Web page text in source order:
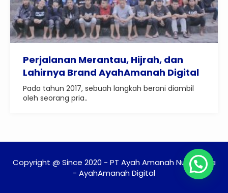
Perjalanan Merantau, Hijrah, dan
Lahirnya Brand AyahAmanah Digital
Pada tahun 2017, sebuah langkah berani diambil
oleh seorang pria..
Copyright @ Since 2020 - PT Ayah Amanah Nusantara
- AyahAmanah Digital